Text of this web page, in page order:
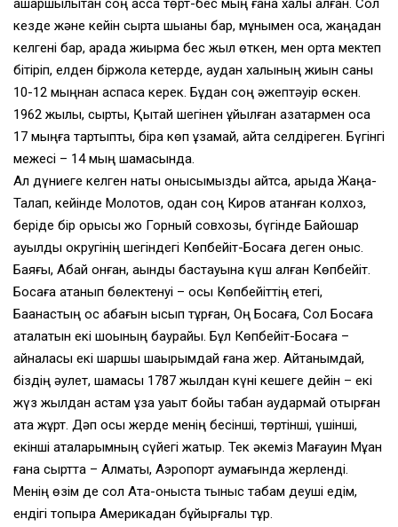
ашаршылықтан соң асса төрт-бес мың ғана халық қалған. Сол
кезде және кейін сыртқа шыққаны бар, мұнымен қоса, жаңадан
келгені бар, арада жиырма бес жыл өткен, мен орта мектеп
бітіріп, елден біржола кетерде, аудан халқының жиын саны
10-12 мыңнан аспаса керек. Бұдан соң әжептәуір өскен.
1962 жылы, сыртқы, Қытай шегінен құйылған қазақтармен қоса
17 мыңға тартыпты, бірақ көп ұзамай, қайта селдіреген. Бүгінгі
межесі – 14 мың шамасында.
Ал дүниеге келген нақты қонысымызды айтсақ, арыда Жаңа-
Талап, кейінде Молотов, одан соң Киров атанған колхоз,
беріде бір орысы жоқ Горный совхозы, бүгінде Байқошқар
ауылдық округінің шегіндегі Көпбейіт-Босаға деген қоныс.
Баяғы, Абай қонған, ақындық бастауына күш алған Көпбейіт.
Босаға атанып бөлектенуі – осы Көпбейіттің етегі,
Бақанастың қос қабағын қысып тұрған, Оң Босаға, Сол Босаға
аталатын екі шоқының баурайы. Бұл Көпбейіт-Босаға –
айналасы екі шаршы шақырымдай ғана жер. Айтқанымдай,
біздің әулет, шамасы 1787 жылдан күні кешеге дейін – екі
жүз жылдан астам ұзақ уақыт бойы табан аудармай отырған
ата жұрт. Дәп осы жерде менің бесінші, төртінші, үшінші,
екінші аталарымның сүйегі жатыр. Тек әкеміз Мағауин Мұқан
ғана сыртта – Алматы, Аэропорт аумағында жерленді.
Менің өзім де сол Ата-қоныста тыныс табам деуші едім,
ендігі топырақ Америкадан бұйырғалы тұр.